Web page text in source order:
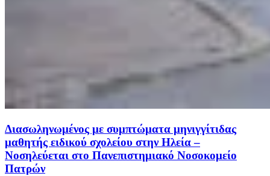
Διασωληνωμένος με συμπτώματα μηνιγγίτιδας
μαθητής ειδικού σχολείου στην Ηλεία –
Νοσηλεύεται στο Πανεπιστημιακό Νοσοκομείο
Πατρών